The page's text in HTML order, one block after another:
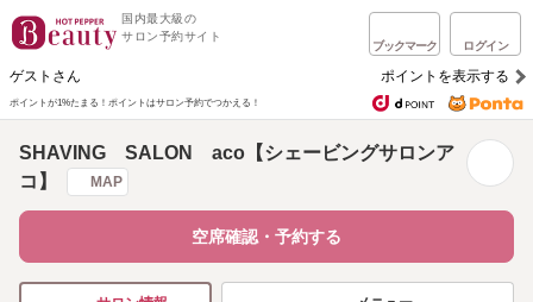
国内最大級の
サロン予約サイト
ブックマーク ログイン
ゲストさん ポイントを表示する
ポイントが1%たまる！ ポイントはサロン予約でつかえる！
SHAVING SALON aco【シェービングサロンア
コ】
MAP
空席確認・予約する